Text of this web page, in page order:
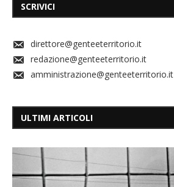
SCRIVICI
direttore@genteeterritorio.it
redazione@genteeterritorio.it
amministrazione@genteeterritorio.it
ULTIMI ARTICOLI